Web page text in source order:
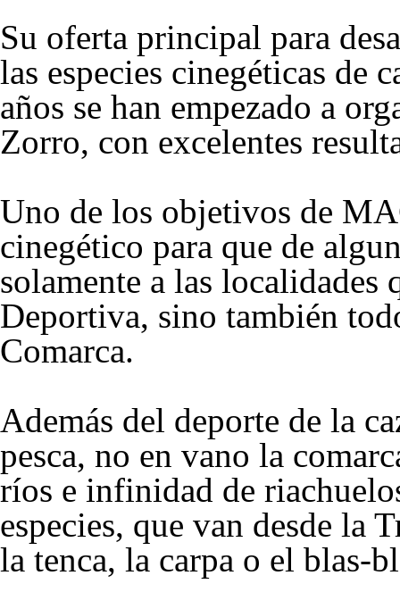
Su oferta principal para
las especies cinegéticas de
años se han empezado a
Zorro, con excelentes
Uno de los objetivos de
cinegético para que de
solamente a las localidades
Deportiva, sino también
Comarca.
Además del deporte de la
pesca, no en vano la
ríos e infinidad de
especies, que van desde la
la tenca, la carpa o el blas-